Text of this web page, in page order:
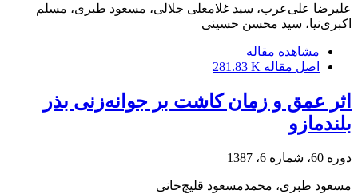
علیرضا علی‌عرب، سید غلامعلی جلالی، مسعود طبری، مسلم
اکبری‌نیا، سید محسن حسینی
مشاهده مقاله
اصل مقاله 281.83 K
اثر عمق و زمان کاشت بر جوانه‌زنی بذر
بلند‌مازو
دوره 60، شماره 6، 1387
مسعود طبری، محمدمسعود قلیچ‌خانی